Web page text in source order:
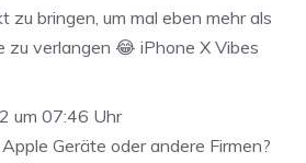
zu bringen, um mal eben mehr als
zu verlangen 😂 iPhone X Vibes
um 07:46 Uhr
Geräte oder andere Firmen?